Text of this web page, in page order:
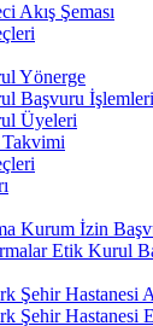
Akış Şeması
Yönerge
Başvuru İşlemleri
Üyeleri
Takvimi
Kurum İzin
Etik Kurul
Şehir Hastanesi
Şehir Hastanesi